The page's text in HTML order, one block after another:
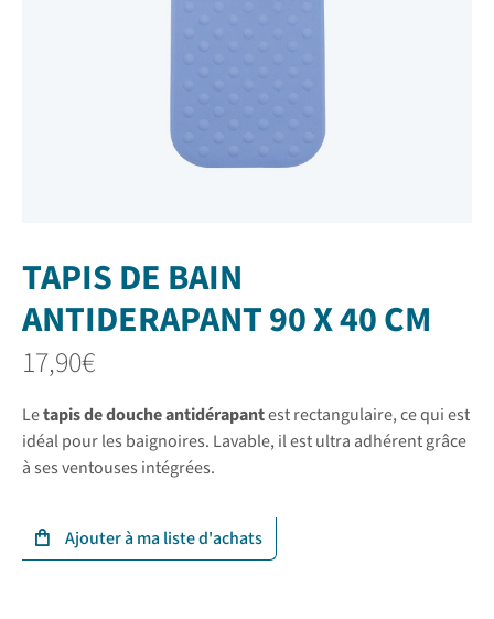
TAPIS DE BAIN
ANTIDERAPANT 90 X 40 CM
17,90€
Letapis de douche antidérapantest rectangulaire, ce qui est
idéal pour les baignoires. Lavable, il est ultra adhérent grâce
à ses ventouses intégrées.